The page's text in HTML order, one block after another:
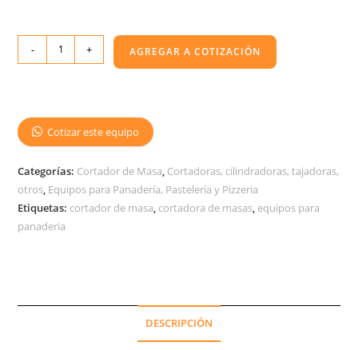
- + AGREGAR A COTIZACIÓN
Cotizar este equipo
Categorías: Cortador de Masa, Cortadoras, cilindradoras, tajadoras,
otros, Equipos para Panadería, Pastelería y Pizzeria
Etiquetas: cortador de masa, cortadora de masas, equipos para
panaderia
DESCRIPCIÓN